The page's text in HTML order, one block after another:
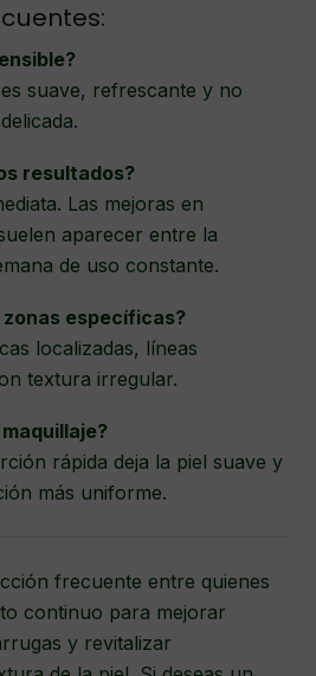
suave, refrescante y no
resultados?
Las mejoras en
aparecer entre la
de uso constante.
específicas?
localizadas, líneas
textura irregular.
rápida deja la piel suave y
más uniforme.
frecuente entre quienes
continuo para mejorar
y revitalizar